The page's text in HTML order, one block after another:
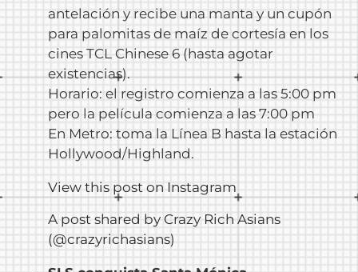
antelación y recibe una manta y un cupón
para palomitas de maíz de cortesía en los
cines TCL Chinese 6 (hasta agotar
existencias).
Horario: el registro comienza a las 5:00 pm
pero la película comienza a las 7:00 pm
En Metro: toma la Línea B hasta la estación
Hollywood/Highland.
View this post on Instagram
A post shared by Crazy Rich Asians
(@crazyrichasians)